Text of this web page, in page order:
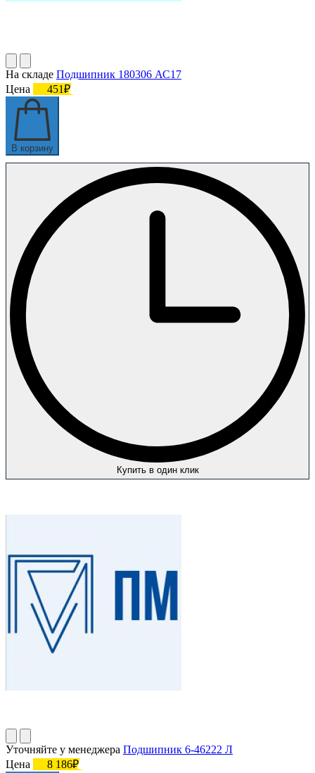
На складе Подшипник 180306 АС17
Цена
451₽
В корзину
Купить в один клик
Уточняйте у менеджера Подшипник 6-46222 Л
Цена
8 186₽